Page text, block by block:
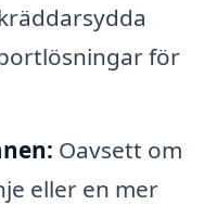
för
Oavsett om
eller en mer